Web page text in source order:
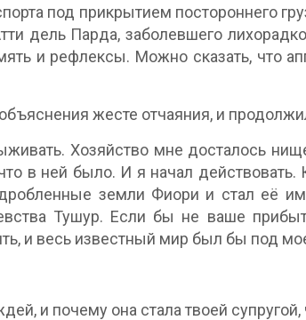
под прикрытием постороннего
дель Парда, заболевшего
и рефлексы. Можно сказать, что
жесте отчаяния, и
Хозяйство мне досталось
в ней было. И я начал действовать.
земли Фиори и стал её
Тушур. Если бы не ваше
и весь известный мир был бы под
и почему она стала твоей супругой,